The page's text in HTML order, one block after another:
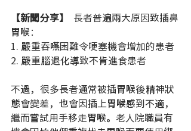
【新聞分享】
  長者普遍兩大原因致插鼻
胃喉：
1. 嚴重吞嚥困難令哽塞機會增加的患者
2. 嚴重腦退化導致不肯進食患者
不過，很多長者通常被插胃喉後精神狀
態會變差，也會因插上胃喉感到不適，
繼而嘗試用手移走胃喉。老人院職員有